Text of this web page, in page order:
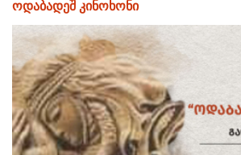
ოდაბადეშ კინოხონი